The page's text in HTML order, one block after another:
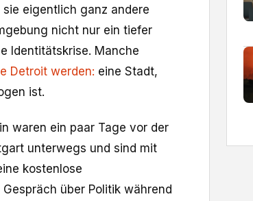
eigentlich ganz andere
nicht nur ein tiefer
Identitätskrise. Manche
Detroit werden: eine Stadt,
ist.
waren ein paar Tage vor der
unterwegs und sind mit
kostenlose
über Politik während